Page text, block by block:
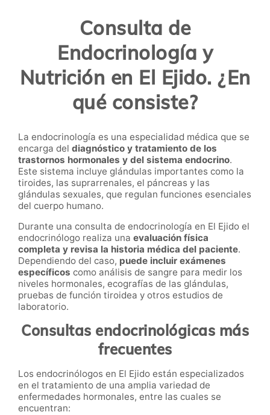
Consulta de
Endocrinología y
Nutrición en El Ejido. ¿En
qué consiste?
La endocrinología es una especialidad médica que se
encarga del diagnóstico y tratamiento de los
trastornos hormonales y del sistema endocrino.
Este sistema incluye glándulas importantes como la
tiroides, las suprarrenales, el páncreas y las
glándulas sexuales, que regulan funciones esenciales
del cuerpo humano.
Durante una consulta de endocrinología en El Ejido el
endocrinólogo realiza una evaluación física
completa y revisa la historia médica del paciente.
Dependiendo del caso, puede incluir exámenes
específicos como análisis de sangre para medir los
niveles hormonales, ecografías de las glándulas,
pruebas de función tiroidea y otros estudios de
laboratorio.
Consultas endocrinológicas más
frecuentes
Los endocrinólogos en El Ejido están especializados
en el tratamiento de una amplia variedad de
enfermedades hormonales, entre las cuales se
encuentran: